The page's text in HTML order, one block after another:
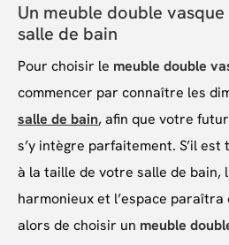
Un meuble double
salle de bain
Pour choisir le meuble double
commencer par connaître les
salle de bain, afin que votre
s’y intègre parfaitement. S’il
à la taille de votre salle de bain,
harmonieux et l’espace
alors de choisir un meuble